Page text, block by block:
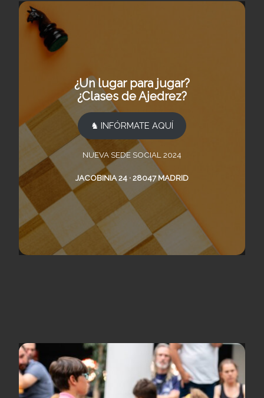
¿Un lugar para jugar?
¿Clases de Ajedrez?
♞ INFÓRMATE AQUÍ
NUEVA SEDE SOCIAL 2024
JACOBINIA 24 · 28047 MADRID